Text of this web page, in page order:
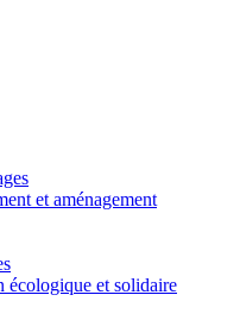
et aménagement
écologique et solidaire